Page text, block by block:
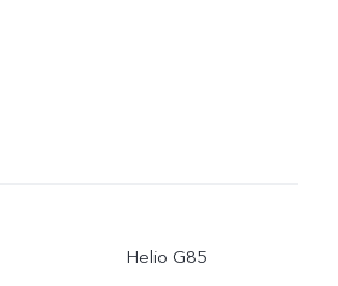
Helio G85